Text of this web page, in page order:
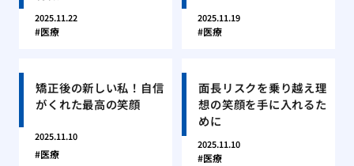
2025.11.22
医療
2025.11.19
医療
矯正後の新しい私！自信
がくれた最高の笑顔
2025.11.10
医療
面長リスクを乗り越え理
想の笑顔を手に入れるた
めに
2025.11.10
医療